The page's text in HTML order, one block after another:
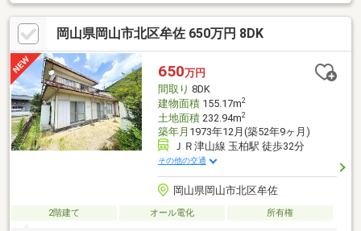
岡山県岡山市北区牟佐 650万円 8DK
650万円
間取り 8DK
建物面積155.17m2
土地面積232.94m2
築年月 1973年12月(築52年9ヶ月)
ＪＲ津山線 玉柏駅 徒歩32分
その他の交通
岡山県岡山市北区牟佐
2階建て オール電化 所有権